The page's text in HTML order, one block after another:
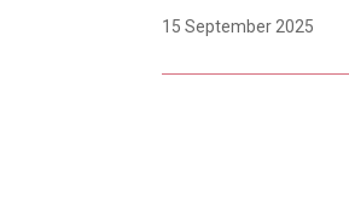
15 September 2025